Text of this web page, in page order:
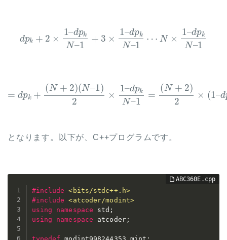
– pk ×1 –d N ×1–
– 1
N+ 2 (N–1 2 × d k ( N+ 2 )2
)
となります。以下が、C++プログラムです。
#include
<bits/stdc++.h>
#include
<atcoder/modint>
using
namespace std ;
using
namespace atcoder;